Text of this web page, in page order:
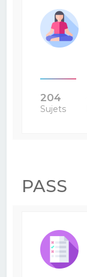
204
Sujets
PASS